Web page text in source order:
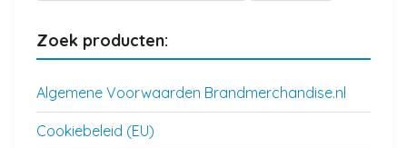
Zoek producten:
Algemene Voorwaarden Brandmerchandise.nl
Cookiebeleid (EU)